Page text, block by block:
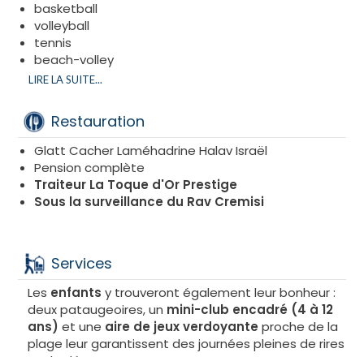
basketball
volleyball
tennis
beach-volley
aérobic
pétanque
mini-golf
sports nautiques
LIRE LA SUITE...
Restauration
Glatt Cacher Laméhadrine Halav Israël
Pension complète
Traiteur La Toque d'Or Prestige
Sous la surveillance du Rav Cremisi
Services
Les enfants y trouveront également leur bonheur :
deux pataugeoires, un mini-club encadré (4 à 12
ans) et une aire de jeux verdoyante proche de la
plage leur garantissent des journées pleines de rires